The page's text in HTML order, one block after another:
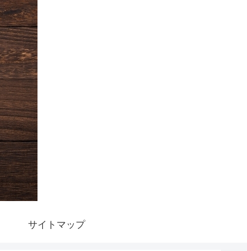
サイトマップ